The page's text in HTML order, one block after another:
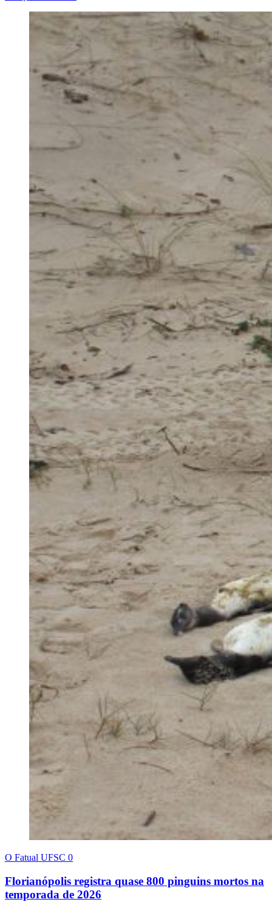
O Fatual UFSC 0
Florianópolis registra quase 800 pinguins mortos na
temporada de 2026